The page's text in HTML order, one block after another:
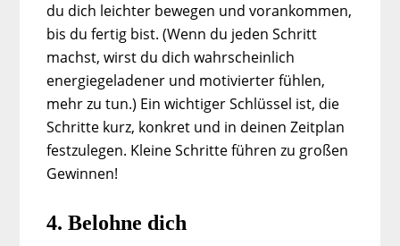
du dich leichter bewegen und vorankommen,
bis du fertig bist. (Wenn du jeden Schritt
machst, wirst du dich wahrscheinlich
energiegeladener und motivierter fühlen,
mehr zu tun.) Ein wichtiger Schlüssel ist, die
Schritte kurz, konkret und in deinen Zeitplan
festzulegen. Kleine Schritte führen zu großen
Gewinnen!
4. Belohne dich